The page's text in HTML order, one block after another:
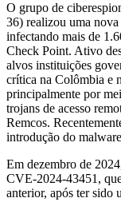
O grupo de
36) realizou uma
infectando mais de
Check Point. Ativo
alvos instituições
crítica na Colômbia e
principalmente por
trojans de acesso
Remcos.
introdução do
Em dezembro de
CVE-2024-43451,
anterior, após ter sido